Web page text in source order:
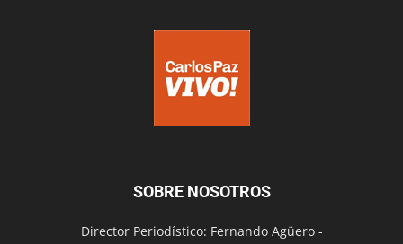
SOBRE NOSOTROS
Director Periodístico: Fernando Agüero -